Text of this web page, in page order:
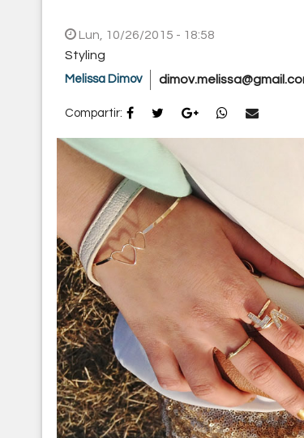
Lun, 10/26/2015 - 18:58
Styling
Melissa Dimov
Compartir: